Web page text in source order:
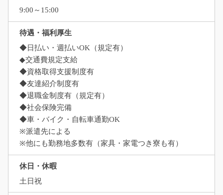
9:00～15:00
待遇・福利厚生
◆日払い・週払いOK（規定有）
◆交通費規定支給
◆資格取得支援制度有
◆友達紹介制度有
◆退職金制度有（規定有）
◆社会保険完備
◆車・バイク・自転車通勤OK
※派遣先による
※他にも勤務地多数有（家具・家電つき寮も有）
休日・休暇
土日祝